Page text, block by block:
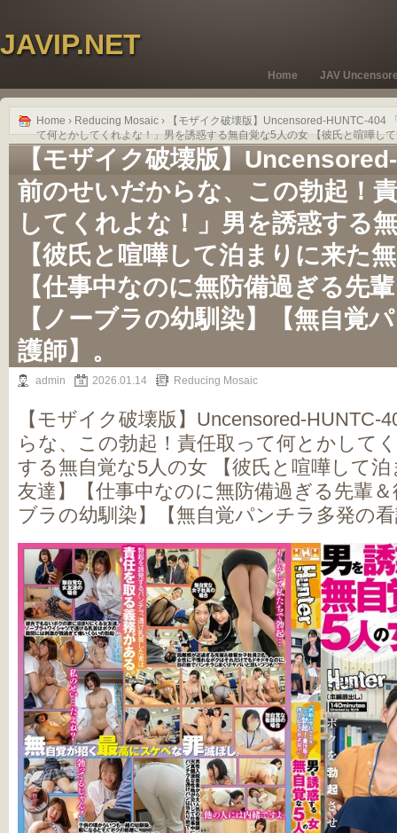
JAVIP.NET
JAV
Home
Home › Reducing Mosaic › 【モザイク破壊版】Uncensored-HUNTC-404
て何とかしてくれよな！」男を誘惑する無自覚な5人の女 【彼氏と喧嘩し
のに無防備過ぎる先輩＆後輩女子社員】【ノーブラの幼馴染】【無自覚パ
【モザイク破壊版】
前のせいだからな、この勃起！
してくれよな！」男を誘惑する
【彼氏と喧嘩して泊まりに来た
【仕事中なのに無防備過ぎる先
【ノーブラの幼馴染】【無自覚
護師】。
admin 2026.01.14 Reducing Mosaic
【モザイク破壊版】Uncensored-HUNTC-
らな、この勃起！責任取って何とかして
する無自覚な5人の女 【彼氏と喧嘩して
友達】【仕事中なのに無防備過ぎる先輩
ブラの幼馴染】【無自覚パンチラ多発の